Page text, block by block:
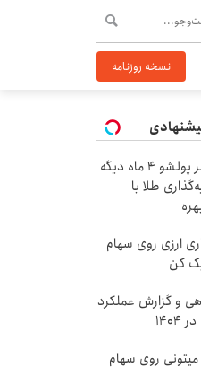
نسخه روزنامه
الان طلا بخر پولشو 4 ماه دیگه
طلا با
ارزی روی سهام
کن
و گزارش عملکرد
روی سهام